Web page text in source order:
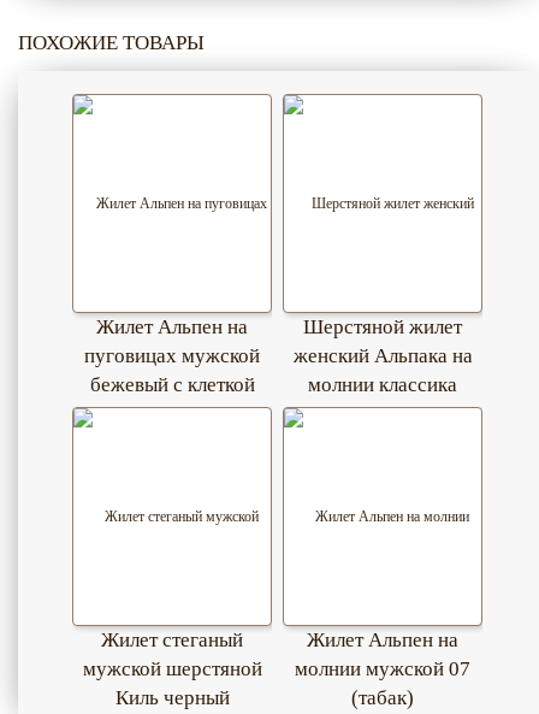
ПОХОЖИЕ ТОВАРЫ
Жилет Альпен на
пуговицах мужской
бежевый с клеткой
Шерстяной жилет
женский Альпака на
молнии классика
Жилет стеганый
мужской шерстяной
Киль черный
Жилет Альпен на
молнии мужской 07
(табак)